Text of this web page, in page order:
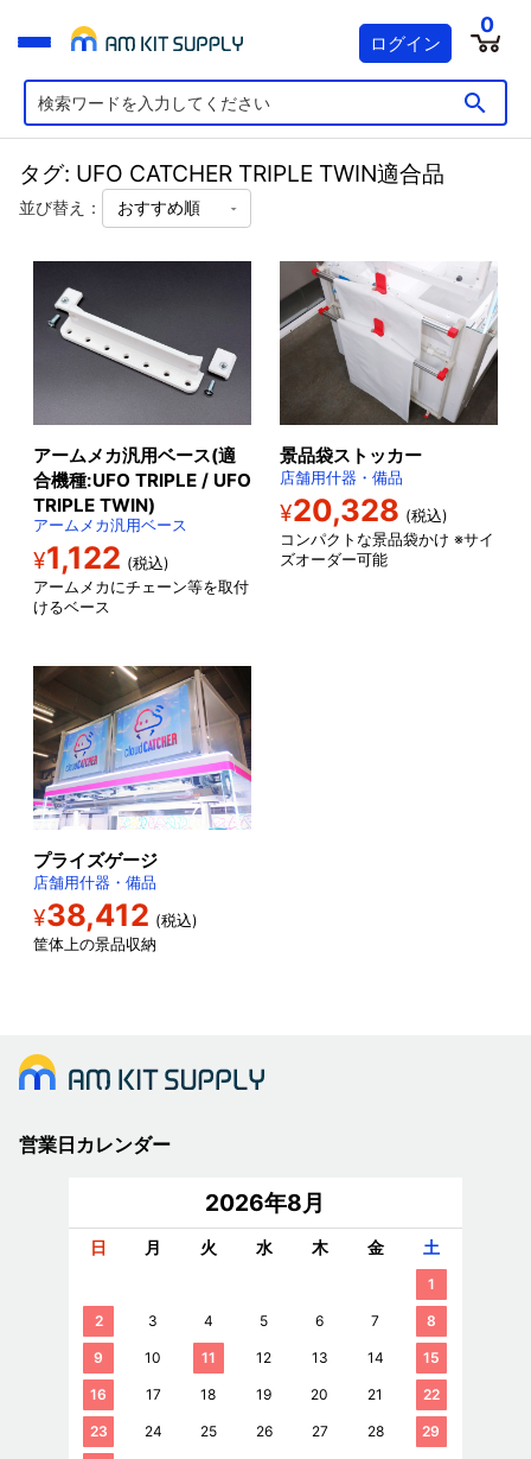
ログイン
0
タグ: UFO CATCHER TRIPLE TWIN適合品
並び替え：
アームメカ汎用ベース(適
合機種:UFO TRIPLE / UFO
TRIPLE TWIN)
アームメカ汎用ベース
¥1,122 (税込)
アームメカにチェーン等を取付
けるベース
景品袋ストッカー
店舗用什器・備品
¥20,328 (税込)
コンパクトな景品袋かけ ※サイ
ズオーダー可能
プライズゲージ
店舗用什器・備品
¥38,412 (税込)
筐体上の景品収納
営業日カレンダー
2026年8月
日 月 火 水 木 金 土
1
2 3 4 5 6 7 8
9 10 11 12 13 14 15
16 17 18 19 20 21 22
23 24 25 26 27 28 29